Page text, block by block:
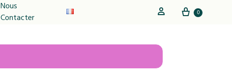
Nous
Contacter
Sign in Cart
0